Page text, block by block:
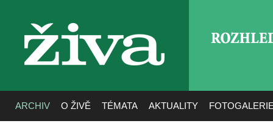
živa
ARCHIV O ŽIVĚ TÉMATA AKTUALITY